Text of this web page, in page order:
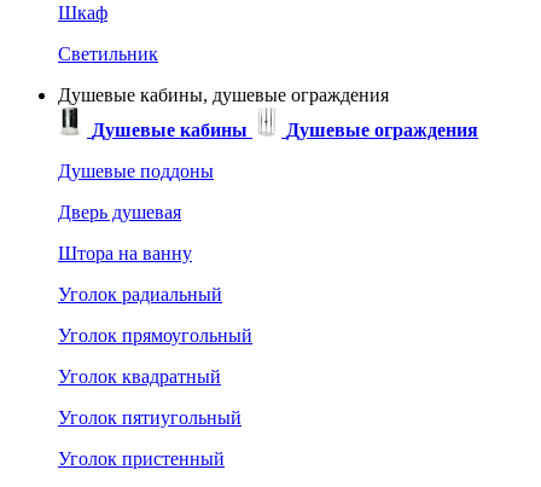
Шкаф
Светильник
Душевые кабины, душевые ограждения
Душевые кабины
Душевые ограждения
Душевые поддоны
Дверь душевая
Штора на ванну
Уголок радиальный
Уголок прямоугольный
Уголок квадратный
Уголок пятиугольный
Уголок пристенный